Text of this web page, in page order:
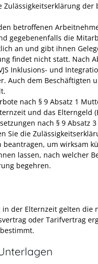
Zulässigkeitserklärung
betroffenen
gegebenenfalls die
an und gibt ihnen
findet nicht statt. Nach
Inklusions- und
Auch dem Beschäftigten
nach § 9 Absatz 1
und das Elterngeld
nach § 9 Absatz 3
Sie die
beantragen, um wirksam
lassen, nach welcher
begehren.
in der Elternzeit gelten die
oder Tarifvertrag